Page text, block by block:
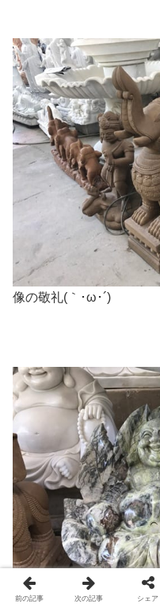
像の敬礼(｀･ω･´)ゞ
前の記事 次の記事 シェア